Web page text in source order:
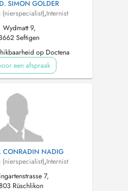
SIMON GOLDER
,Internist
Wydmatt 9,
Seftigen
op Doctena
een afspraak
CONRADIN NADIG
,Internist
7,
Rüschlikon